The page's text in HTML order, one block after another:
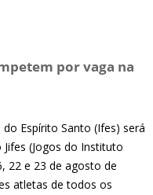
por vaga na
Espírito Santo (Ifes) será
(Jogos do Instituto
22 e 23 de agosto de
atletas de todos os